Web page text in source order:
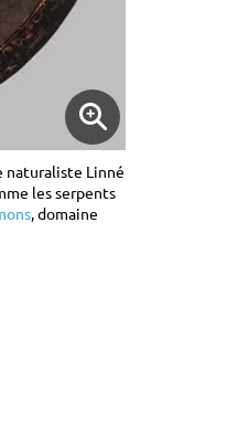
naturaliste Linné
les serpents
, domaine